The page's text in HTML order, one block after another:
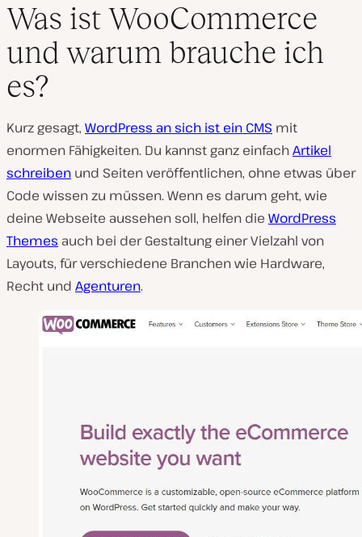
Was ist WooCommerce
und warum brauche ich
es?
Kurz gesagt, WordPress an sich ist ein CMS mit
enormen Fähigkeiten. Du kannst ganz einfachArtikel
schreiben und Seiten veröffentlichen, ohne etwas über
Code wissen zu müssen. Wenn es darum geht, wie
deine Webseite aussehen soll, helfen die WordPress
Themes auch bei der Gestaltung einer Vielzahl von
Layouts, für verschiedene Branchen wie Hardware,
Recht und Agenturen.